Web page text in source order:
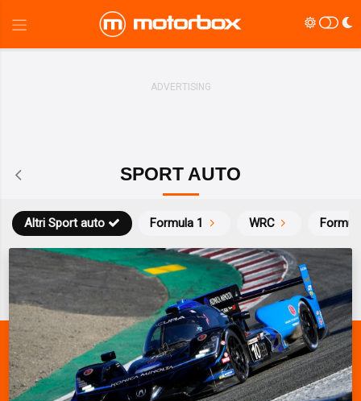
SPORT AUTO
Formula 1 WRC
Altri Sport auto